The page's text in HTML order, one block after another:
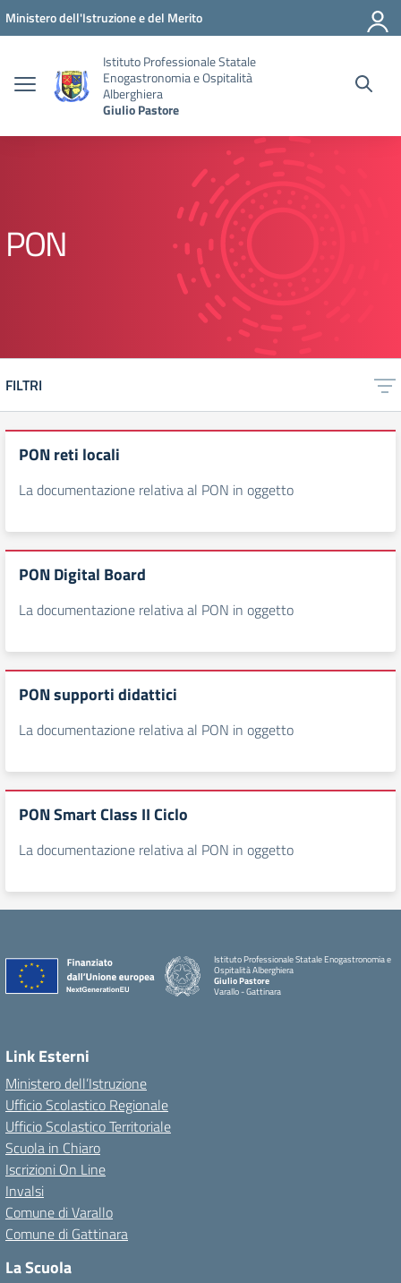
Vai ai contenuti
Vai al menu di navigazione
Vai al footer
Ministero dell'Istruzione e del Merito
Istituto Professionale Statale
Enogastronomia e Ospitalità
Alberghiera
Giulio Pastore
PON
FILTRI
PON reti locali
La documentazione relativa al PON in oggetto
PON Digital Board
La documentazione relativa al PON in oggetto
PON supporti didattici
La documentazione relativa al PON in oggetto
PON Smart Class II Ciclo
La documentazione relativa al PON in oggetto
Istituto Professionale Statale Enogastronomia e
Ospitalità Alberghiera
Giulio Pastore
Varallo - Gattinara
Link Esterni
Ministero dell’Istruzione
Ufficio Scolastico Regionale
Ufficio Scolastico Territoriale
Scuola in Chiaro
Iscrizioni On Line
Invalsi
Comune di Varallo
Comune di Gattinara
La Scuola